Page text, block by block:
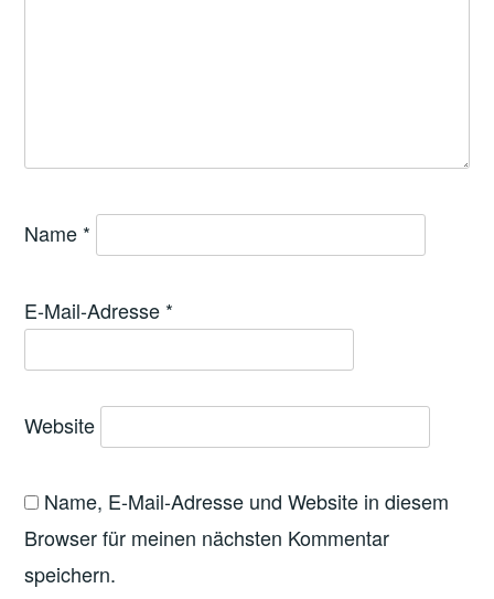
Name *
E-Mail-Adresse *
Website
Name, E-Mail-Adresse und Website in diesem
Browser für meinen nächsten Kommentar
speichern.